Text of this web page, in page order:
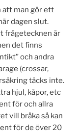
att man gör ett
dagen slut.
frågetecknen är
det finns
och andra
(crossar,
täcks inte.
hjul, kåpor, etc
för och allra
vill bråka så kan
för de över 20